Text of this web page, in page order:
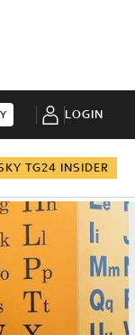
LOGIN
TG24 INSIDER